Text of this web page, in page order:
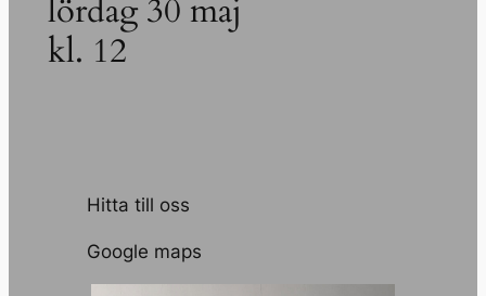
lördag 30 maj
kl. 12
Hitta till oss
Google maps